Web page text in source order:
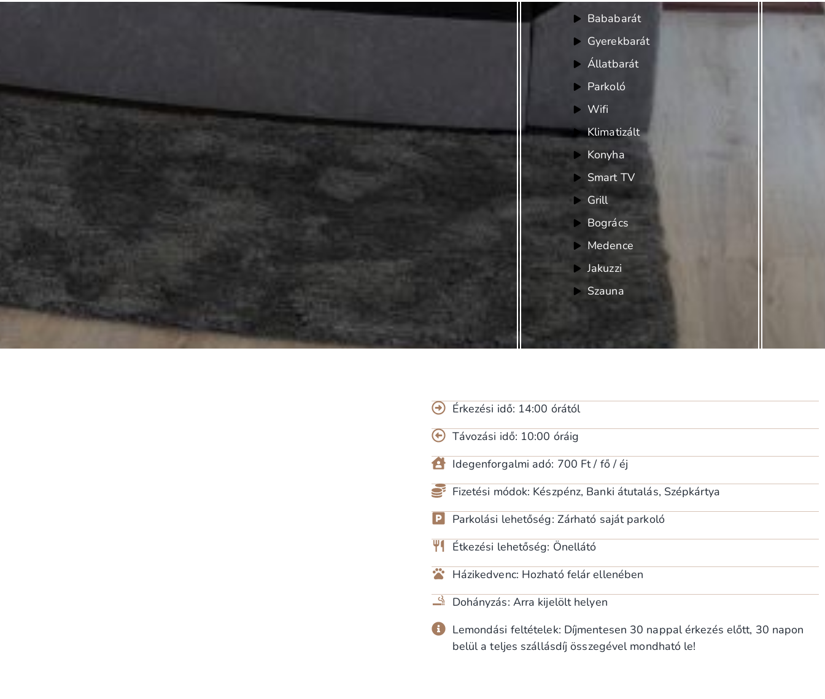
Bababarát
Gyerekbarát
Állatbarát
Parkoló
Wifi
Klimatizált
Konyha
Smart TV
Grill
Bogrács
Medence
Jakuzzi
Szauna
Érkezési idő: 14:00 órától
Távozási idő: 10:00 óráig
Idegenforgalmi adó: 700 Ft / fő / éj
Fizetési módok: Készpénz, Banki átutalás, Szépkártya
Parkolási lehetőség: Zárható saját parkoló
Étkezési lehetőség: Önellátó
Házikedvenc: Hozható felár ellenében
Dohányzás: Arra kijelölt helyen
Lemondási feltételek: Díjmentesen 30 nappal érkezés előtt, 30 napon
belül a teljes szállásdíj összegével mondható le!